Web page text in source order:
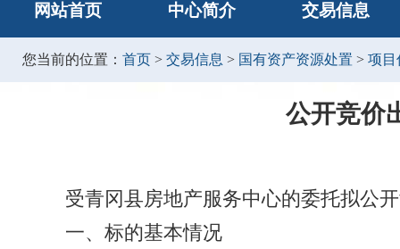
网站首页 中心简介 交易信息
您当前的位置： 首页 > 交易信息 > 国有资产资源处置 > 项目
公开竞价
受青冈县房地产服务中心的委托拟公
一、标的基本情况